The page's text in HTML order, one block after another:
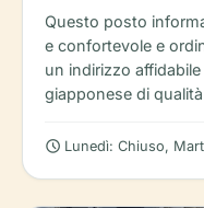
Questo posto
e confortevole e
un indirizzo
giapponese di
schedule Lunedì: Chiuso,